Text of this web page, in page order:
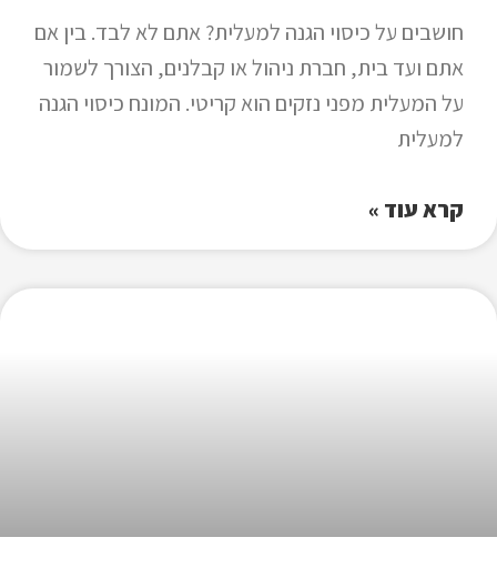
חושבים על כיסוי הגנה למעלית? אתם לא לבד. בין אם
אתם ועד בית, חברת ניהול או קבלנים, הצורך לשמור
על המעלית מפני נזקים הוא קריטי. המונח כיסוי הגנה
למעלית
קרא עוד »